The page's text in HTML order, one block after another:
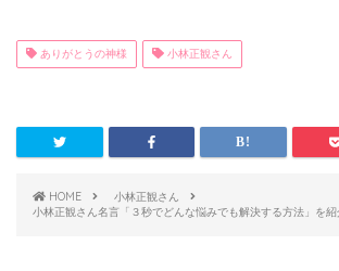
ありがとうの神様 小林正観さん
HOME
小林正観さん
小林正観さん名言「３秒でどんな悩みでも解決する方法」を紹